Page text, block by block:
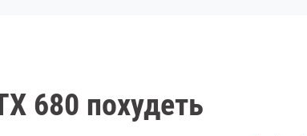
680 похудеть